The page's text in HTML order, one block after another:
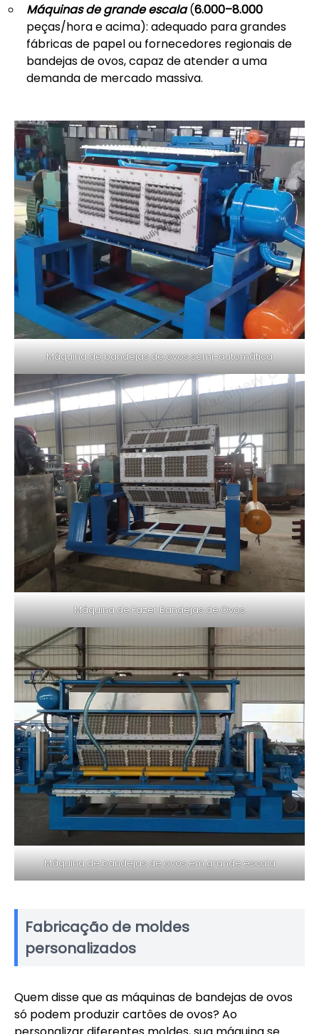
Máquinas de grande escala(6.000–8.000
peças/hora e acima): adequado para grandes
fábricas de papel ou fornecedores regionais de
bandejas de ovos, capaz de atender a uma
demanda de mercado massiva.
Máquina de bandejas de ovos semi-automática
Máquina de Fazer Bandejas de Ovos
Máquina de bandejas de ovos em grande escala
Fabricação de moldes
personalizados
Quem disse que as máquinas de bandejas de ovos
só podem produzir cartôes de ovos? Ao